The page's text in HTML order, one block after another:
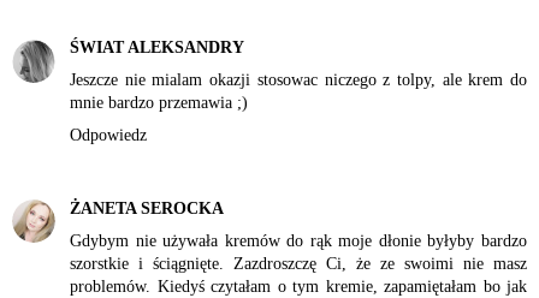
ŚWIAT ALEKSANDRY
Jeszcze nie mialam okazji stosowac niczego z tolpy, ale krem do
mnie bardzo przemawia ;)
Odpowiedz
ŻANETA SEROCKA
Gdybym nie używała kremów do rąk moje dłonie byłyby bardzo
szorstkie i ściągnięte. Zazdroszczę Ci, że ze swoimi nie masz
problemów. Kiedyś czytałam o tym kremie, zapamiętałam bo jak